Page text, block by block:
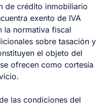
de crédito inmobiliario
exento de IVA
la normativa fiscal
sobre tasación y
el objeto del
ofrecen como cortesía
las condiciones del